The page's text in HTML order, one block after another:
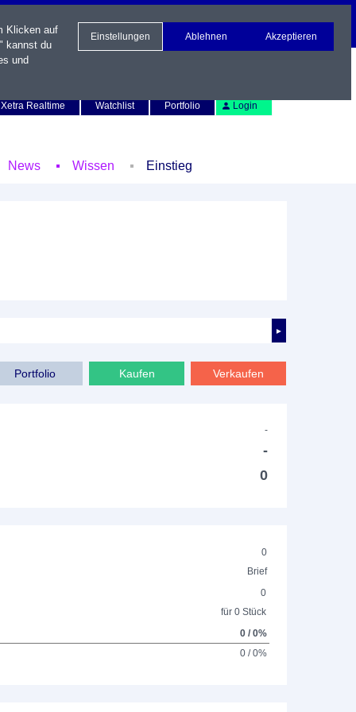
Xetra Realtime
Watchlist Portfolio Login
News Wissen Einstieg
►
Portfolio Kaufen Verkaufen
-
-
0
0
Brief
0
für 0 Stück
0 / 0%
0 / 0%
Klicken auf
kannst du
und
Einstellungen Ablehnen Akzeptieren